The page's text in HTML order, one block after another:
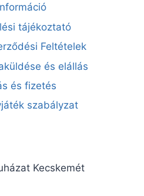
tájékoztató
Feltételek
és elállás
és fizetés
szabályzat
Kecskemét